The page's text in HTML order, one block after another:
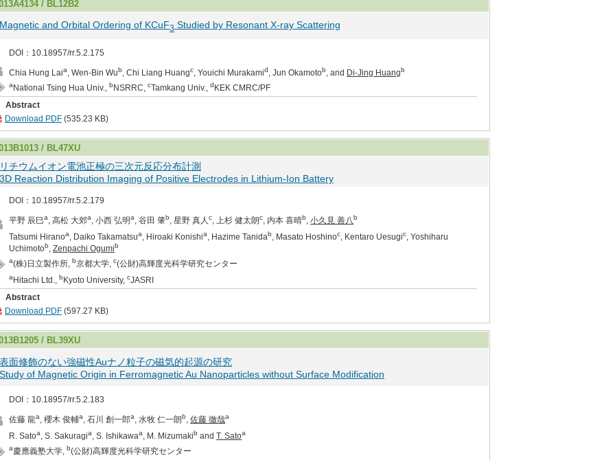
/ BL12B2
Magnetic and Orbital Ordering of KCuF3 Studied by Resonant X-ray Scattering
DOI：10.18957/rr.5.2.175
Chia Hung Laia, Wen-Bin Wub, Chi Liang Huangc, Youichi Murakamid, Jun Okamotob, and Di-Jing Huangb
aNational Tsing Hua Univ., bNSRRC, cTamkang Univ., dKEK CMRC/PF
Abstract
Download PDF (535.23 KB)
/ BL47XU
リチウムイオン電池正極の三次元反応分布計測
3D Reaction Distribution Imaging of Positive Electrodes in Lithium-Ion Battery
DOI：10.18957/rr.5.2.179
平野 辰巳a, 高松 大郊a, 小西 弘明a, 谷田 肇b, 星野 真人c, 上杉 健太朗c, 内本 喜晴b, 小久見 善八b
Tatsumi Hiranoa, Daiko Takamatsua, Hiroaki Konishia, Hazime Tanidab, Masato Hoshinoc, Kentaro Uesugic, Yoshiharu
Uchimotob, Zenpachi Ogumib
a(株)日立製作所, b京都大学, c(公財)高輝度光科学研究センター
aHitachi Ltd., bKyoto University, cJASRI
Abstract
Download PDF (597.27 KB)
/ BL39XU
表面修飾のない強磁性Auナノ粒子の磁気的起源の研究
Study of Magnetic Origin in Ferromagnetic Au Nanoparticles without Surface Modification
DOI：10.18957/rr.5.2.183
佐藤 龍a, 櫻木 俊輔a, 石川 創一郎a, 水牧 仁一朗b, 佐藤 徹哉a
R. Satoa, S. Sakuragia, S. Ishikawaa, M. Mizumakib and T. Satoa
a慶應義塾大学, b(公財)高輝度光科学研究センター